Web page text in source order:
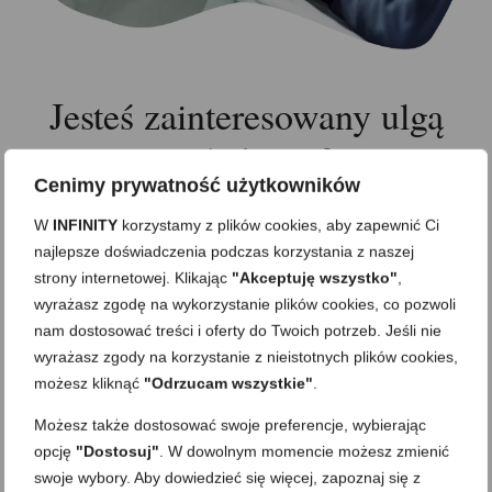
Cenimy prywatność użytkowników
W INFINITY korzystamy z plików cookies, aby zapewnić Ci
najlepsze doświadczenia podczas korzystania z naszej
strony internetowej. Klikając "Akceptuję wszystko",
wyrażasz zgodę na wykorzystanie plików cookies, co pozwoli
nam dostosować treści i oferty do Twoich potrzeb. Jeśli nie
wyrażasz zgody na korzystanie z nieistotnych plików cookies,
możesz kliknąć "Odrzucam wszystkie".
Możesz także dostosować swoje preferencje, wybierając
opcję "Dostosuj". W dowolnym momencie możesz zmienić
swoje wybory. Aby dowiedzieć się więcej, zapoznaj się z
Jesteś zainteresowany ulgą
podatkową?
Skontaktuj się z nami, aby dowiedzieć się, jak
możesz skorzystać z ulgi B+R i obniżyć swoje
koszty podatkowe.
Wypełnij formularz, aby umówić się na
konsultację!
Imię*